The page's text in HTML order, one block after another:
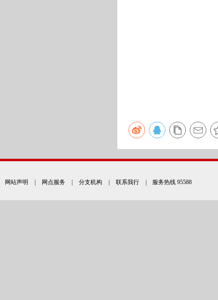
网站声明 网点服务 分支机构 联系我行 | 服务热线 95588